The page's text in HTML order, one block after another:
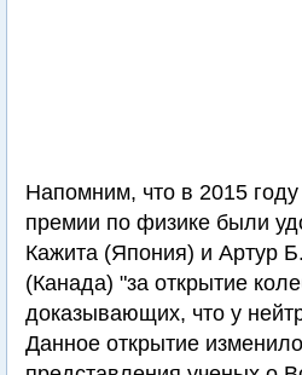
Напомним, что в 2015
премии по физике были
Кажита (Япония) и Артур
(Канада) "за открытие
доказывающих, что у
Данное открытие